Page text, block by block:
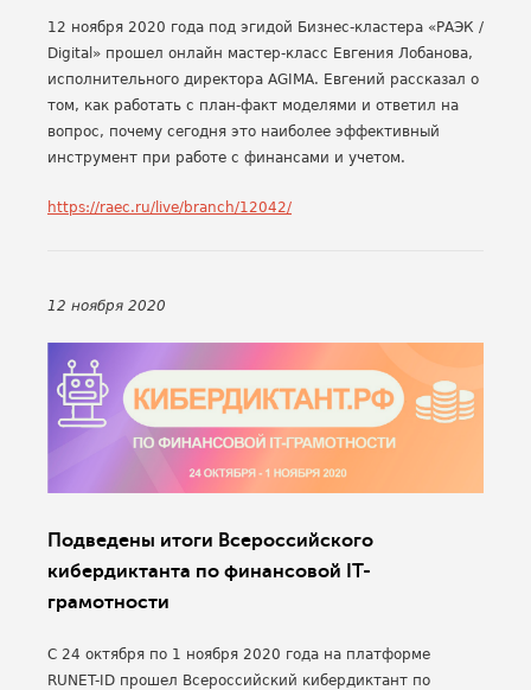
12 ноября 2020 года под эгидой Бизнес-кластера «РАЭК /
Digital» прошел онлайн мастер-класс Евгения Лобанова,
исполнительного директора AGIMA. Евгений рассказал о
том, как работать с план-факт моделями и ответил на
вопрос, почему сегодня это наиболее эффективный
инструмент при работе с финансами и учетом.
https://raec.ru/live/branch/12042/
12 ноября 2020
Подведены итоги Всероссийского
кибердиктанта по финансовой IT-
грамотности
C 24 октября по 1 ноября 2020 года на платформе
RUNET-ID прошел Всероссийский кибердиктант по